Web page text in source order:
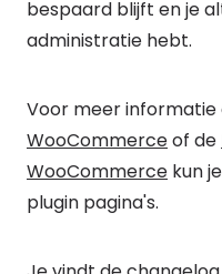
bespaard blijft en je
administratie hebt.
Voor meer informatie
WooCommerceof de
WooCommerce kun
plugin pagina's.